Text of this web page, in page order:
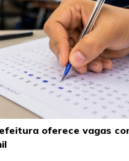
oferece vagas